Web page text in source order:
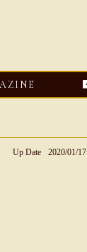
Up Date 2020/01/17